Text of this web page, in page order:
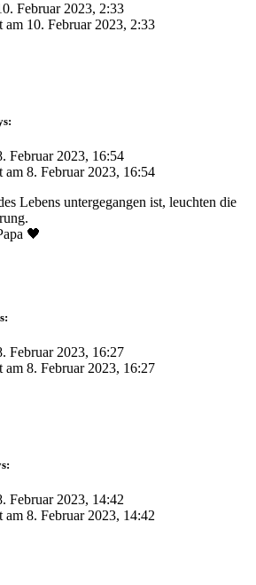
Februar 2023, 2:33
am 10. Februar 2023, 2:33
Februar 2023, 16:54
am 8. Februar 2023, 16:54
Lebens untergegangen ist, leuchten die
🖤
Februar 2023, 16:27
am 8. Februar 2023, 16:27
Februar 2023, 14:42
am 8. Februar 2023, 14:42